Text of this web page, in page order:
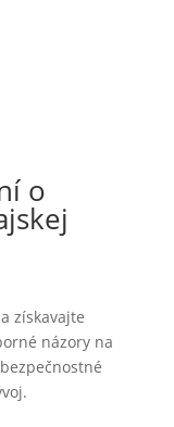
o
získavajte
názory na